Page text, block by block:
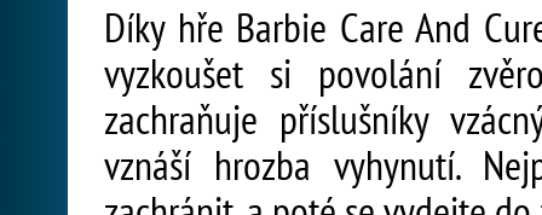
Díky hře Barbie Care And
vyzkoušet si povolání
zachraňuje příslušníky
vznáší hrozba vyhynutí.